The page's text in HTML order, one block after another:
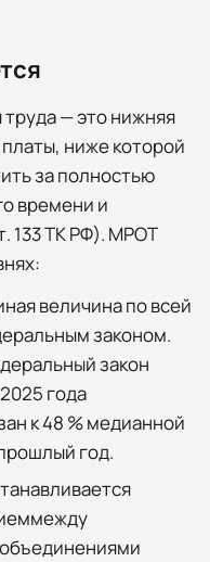
— это нижняя
ниже которой
за полностью
времени и
133 ТК РФ). МРОТ
величина по всей
законом.
закон
года
к 48 % медианной
год.
между